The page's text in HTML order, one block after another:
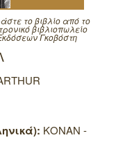
το βιβλίο από το
βιβλιοπωλείο
Γκοβόστη
ΚΟΝΑΝ -